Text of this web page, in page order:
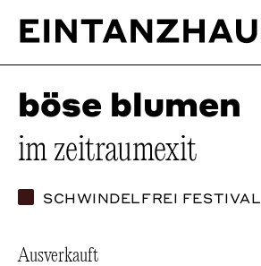
EinTanzHaus e.V.
böse blumen
im zeitraumexit
SCHWINDELFREI FESTIVAL
Ausverkauft